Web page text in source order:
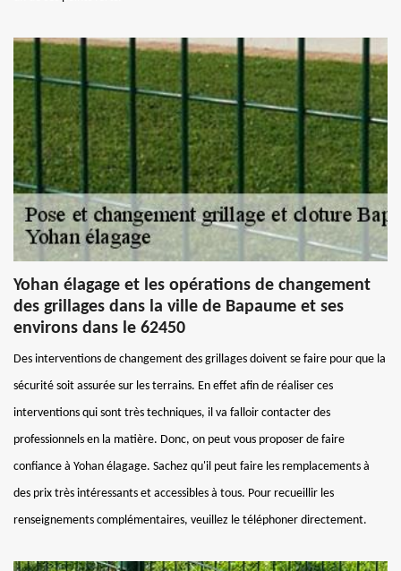
Yohan élagage et les opérations de changement
des grillages dans la ville de Bapaume et ses
environs dans le 62450
Des interventions de changement des grillages doivent se faire pour que la
sécurité soit assurée sur les terrains. En effet afin de réaliser ces
interventions qui sont très techniques, il va falloir contacter des
professionnels en la matière. Donc, on peut vous proposer de faire
confiance à Yohan élagage. Sachez qu'il peut faire les remplacements à
des prix très intéressants et accessibles à tous. Pour recueillir les
renseignements complémentaires, veuillez le téléphoner directement.